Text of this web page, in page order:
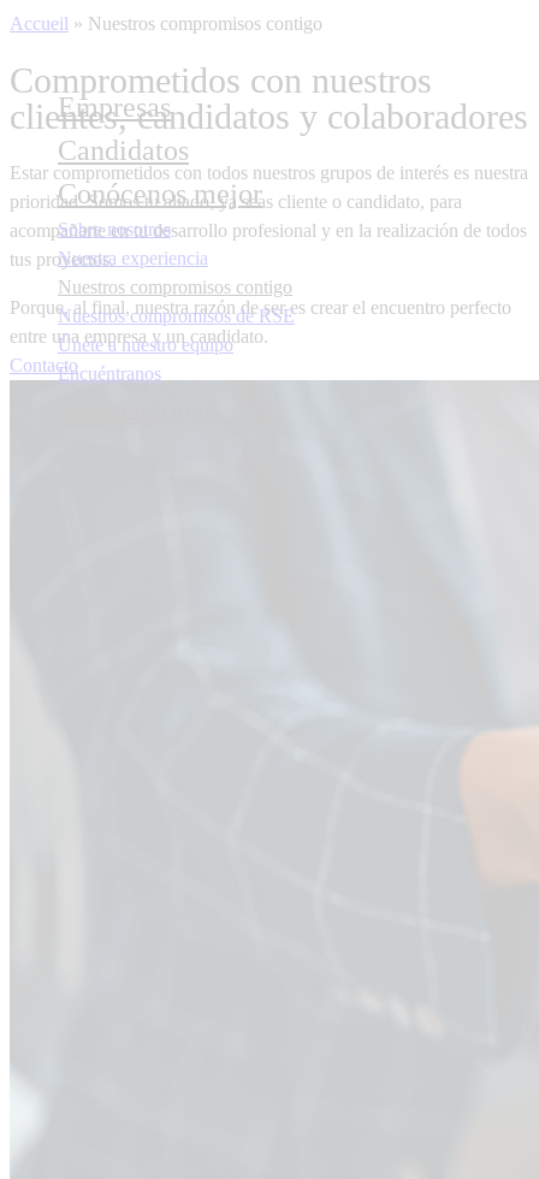
Empresas
Candidatos
Conócenos mejor
Sobre nosotros
Nuestra experiencia
Nuestros compromisos contigo
Nuestros compromisos de RSE
Únete a nuestro equipo
Encuéntranos
Accueil » Nuestros compromisos contigo
Comprometidos con nuestros
clientes, candidatos y colaboradores
Estar comprometidos con todos nuestros grupos de interés es nuestra
prioridad.Somos tu aliado, ya seas cliente o candidato, para
acompañarteen tu desarrollo profesional y en la realización de todos
tus proyectos.
Porque, al final, nuestra razón de ser es crear el encuentro perfecto
entre una empresa y un candidato.
Contacto